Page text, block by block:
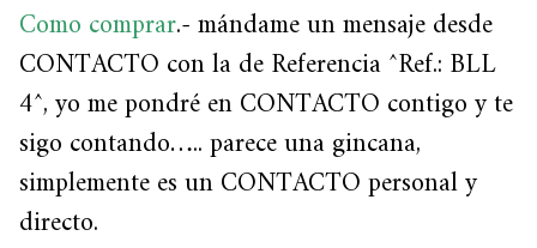
Como comprar.- mándame un mensaje desde
CONTACTO con la de Referencia ^Ref.: BLL
4^, yo me pondré en CONTACTO contigo y te
sigo contando….. parece una gincana,
simplemente es un CONTACTO personal y
directo.